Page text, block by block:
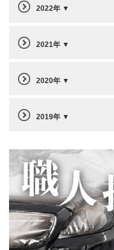
2022年
2021年
2020年
2019年